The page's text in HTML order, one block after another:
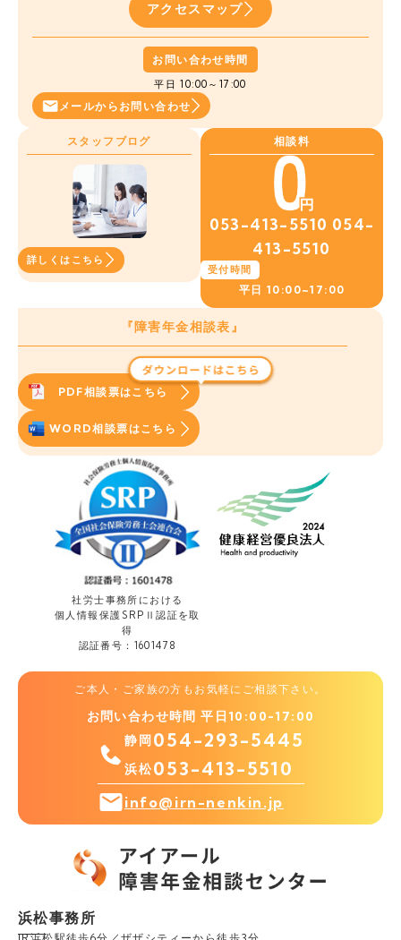
アクセスマップ
お問い合わせ時間
平日 10:00～17:00
メールから お問い合わせ
スタッフブログ
詳しくはこちら
相談料
053-413-5510 054-
413-5510
受付時間
平日 10:00~17:00
『障害年金相談表』
PDF相談票はこちら
WORD相談票はこちら
社労士事務所における
個人情報保護SRPⅡ認証を取
得
認証番号：1601478
ご本人・ご家族の方もお気軽にご相談下さい。
お問い合わせ時間 平日10:00-17:00
静岡054-293-5445
浜松053-413-5510
info@irn-nenkin.jp
浜松事務所